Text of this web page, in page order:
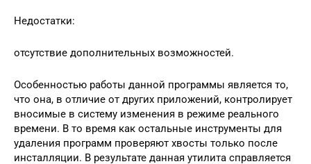
Недостатки:
отсутствие дополнительных возможностей.
Особенностью работы данной программы является то,
что она, в отличие от других приложений, контролирует
вносимые в систему изменения в режиме реального
времени. В то время как остальные инструменты для
удаления программ проверяют хвосты только после
инсталляции. В результате данная утилита справляется